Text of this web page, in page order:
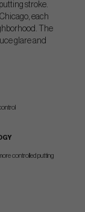
stroke.
each
The
glare and
controlled putting